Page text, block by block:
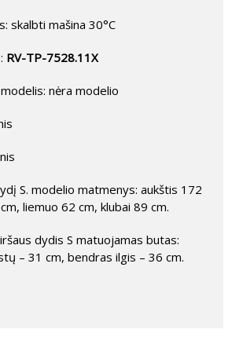
skalbti mašina 30°C
RV-TP-7528.11X
nėra modelio
S. modelio matmenys: aukštis 172
liemuo 62 cm, klubai 89 cm.
dydis S matuojamas butas:
– 31 cm, bendras ilgis – 36 cm.